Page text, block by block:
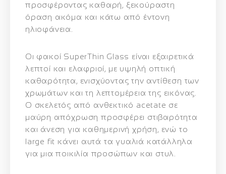
προσφέροντας καθαρή, ξεκούραστη
όραση ακόμα και κάτω από έντονη
ηλιοφάνεια.
Οι φακοί SuperThin Glass είναι εξαιρετικά
λεπτοί και ελαφριοί, με υψηλή οπτική
καθαρότητα, ενισχύοντας την αντίθεση των
χρωμάτων και τη λεπτομέρεια της εικόνας.
Ο σκελετός από ανθεκτικό acetate σε
μαύρη απόχρωση προσφέρει στιβαρότητα
και άνεση για καθημερινή χρήση, ενώ το
large fit κάνει αυτά τα γυαλιά κατάλληλα
για μια ποικιλία προσώπων και στυλ.